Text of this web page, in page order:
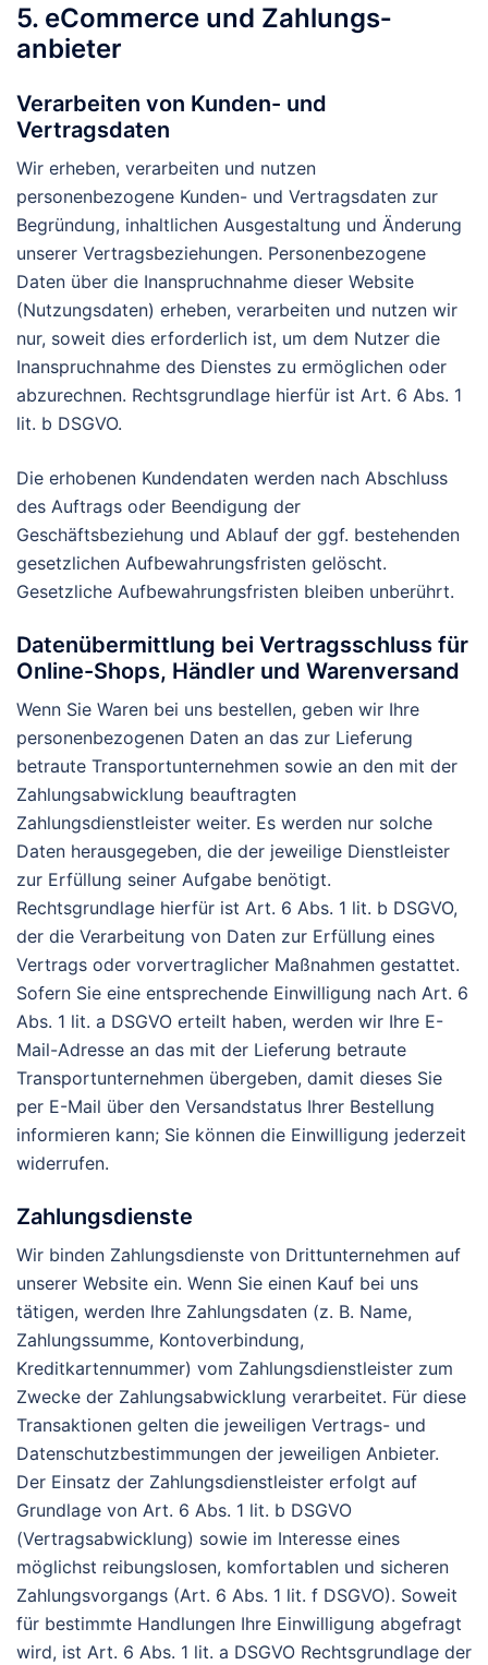
5. eCommerce und Zahlungs­
anbieter
Verarbeiten von Kunden- und
Vertragsdaten
Wir erheben, verarbeiten und nutzen
personenbezogene Kunden- und Vertragsdaten zur
Begründung, inhaltlichen Ausgestaltung und Änderung
unserer Vertragsbeziehungen. Personenbezogene
Daten über die Inanspruchnahme dieser Website
(Nutzungsdaten) erheben, verarbeiten und nutzen wir
nur, soweit dies erforderlich ist, um dem Nutzer die
Inanspruchnahme des Dienstes zu ermöglichen oder
abzurechnen. Rechtsgrundlage hierfür ist Art. 6 Abs. 1
lit. b DSGVO.
Die erhobenen Kundendaten werden nach Abschluss
des Auftrags oder Beendigung der
Geschäftsbeziehung und Ablauf der ggf. bestehenden
gesetzlichen Aufbewahrungsfristen gelöscht.
Gesetzliche Aufbewahrungsfristen bleiben unberührt.
Daten­übermittlung bei Vertragsschluss für
Online-Shops, Händler und Warenversand
Wenn Sie Waren bei uns bestellen, geben wir Ihre
personenbezogenen Daten an das zur Lieferung
betraute Transportunternehmen sowie an den mit der
Zahlungsabwicklung beauftragten
Zahlungsdienstleister weiter. Es werden nur solche
Daten herausgegeben, die der jeweilige Dienstleister
zur Erfüllung seiner Aufgabe benötigt.
Rechtsgrundlage hierfür ist Art. 6 Abs. 1 lit. b DSGVO,
der die Verarbeitung von Daten zur Erfüllung eines
Vertrags oder vorvertraglicher Maßnahmen gestattet.
Sofern Sie eine entsprechende Einwilligung nach Art. 6
Abs. 1 lit. a DSGVO erteilt haben, werden wir Ihre E-
Mail-Adresse an das mit der Lieferung betraute
Transportunternehmen übergeben, damit dieses Sie
per E-Mail über den Versandstatus Ihrer Bestellung
informieren kann; Sie können die Einwilligung jederzeit
widerrufen.
Zahlungsdienste
Wir binden Zahlungsdienste von Drittunternehmen auf
unserer Website ein. Wenn Sie einen Kauf bei uns
tätigen, werden Ihre Zahlungsdaten (z. B. Name,
Zahlungssumme, Kontoverbindung,
Kreditkartennummer) vom Zahlungsdienstleister zum
Zwecke der Zahlungsabwicklung verarbeitet. Für diese
Transaktionen gelten die jeweiligen Vertrags- und
Datenschutzbestimmungen der jeweiligen Anbieter.
Der Einsatz der Zahlungsdienstleister erfolgt auf
Grundlage von Art. 6 Abs. 1 lit. b DSGVO
(Vertragsabwicklung) sowie im Interesse eines
möglichst reibungslosen, komfortablen und sicheren
Zahlungsvorgangs (Art. 6 Abs. 1 lit. f DSGVO). Soweit
für bestimmte Handlungen Ihre Einwilligung abgefragt
wird, ist Art. 6 Abs. 1 lit. a DSGVO Rechtsgrundlage der